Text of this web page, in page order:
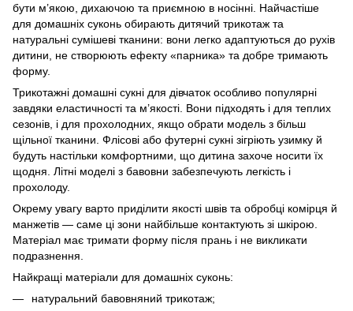
бути м’якою, дихаючою та приємною в носінні. Найчастіше
для домашніх суконь обирають дитячий трикотаж та
натуральні сумішеві тканини: вони легко адаптуються до рухів
дитини, не створюють ефекту «парника» та добре тримають
форму.
Трикотажні домашні сукні для дівчаток особливо популярні
завдяки еластичності та м’якості. Вони підходять і для теплих
сезонів, і для прохолодних, якщо обрати модель з більш
щільної тканини. Флісові або футерні сукні зігріють узимку й
будуть настільки комфортними, що дитина захоче носити їх
щодня. Літні моделі з бавовни забезпечують легкість і
прохолоду.
Окрему увагу варто приділити якості швів та обробці комірця й
манжетів — саме ці зони найбільше контактують зі шкірою.
Матеріал має тримати форму після прань і не викликати
подразнення.
Найкращі матеріали для домашніх суконь:
натуральний бавовняний трикотаж;